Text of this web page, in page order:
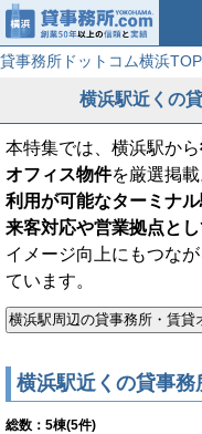
貸事務所ドットコム横浜TOP
横浜駅近くの
本特集では、横浜駅から
オフィス物件を厳選掲載
利用が可能なターミナル
来客対応や営業拠点と
イメージ向上にもつな
ています。
横浜駅近くの貸事務
総数： 5棟(5件)